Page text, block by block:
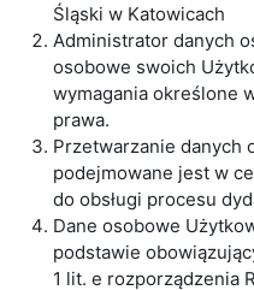
Śląski w Katowicach
Administrator danych
osobowe swoich
wymagania określone
prawa.
Przetwarzanie danych
podejmowane jest w
do obsługi procesu
Dane osobowe
podstawie
1 lit. e rozporządzenia